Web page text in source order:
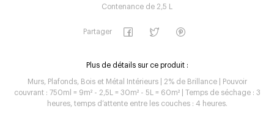
Contenance de 2,5 L
Partager
Plus de détails sur ce produit :
Murs, Plafonds, Bois et Métal Intérieurs | 2% de Brillance | Pouvoir
couvrant : 750ml = 9m² - 2,5L = 30m² - 5L = 60m² | Temps de séchage : 3
heures, temps d’attente entre les couches : 4 heures.